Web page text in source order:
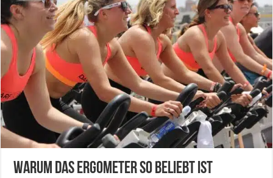
Warum das Ergometer so beliebt ist